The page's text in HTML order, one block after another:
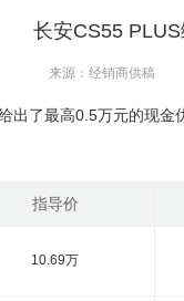
长安CS55
来源：经销商供稿
出了最高0.5万元的现金
指导价
10.69万